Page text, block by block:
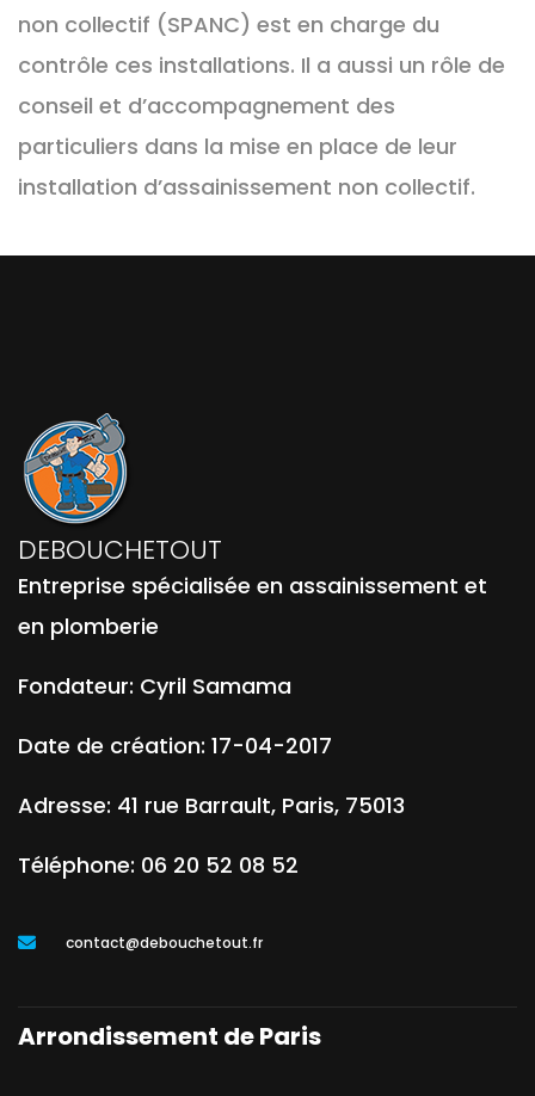
non collectif (SPANC) est en charge du
contrôle ces installations. Il a aussi un rôle de
conseil et d’accompagnement des
particuliers dans la mise en place de leur
installation d’assainissement non collectif.
DEBOUCHETOUT
Entreprise spécialisée en assainissement et
en plomberie
Fondateur: Cyril Samama
Date de création: 17-04-2017
Adresse: 41 rue Barrault, Paris, 75013
Téléphone: 06 20 52 08 52
contact@debouchetout.fr
Arrondissement de Paris